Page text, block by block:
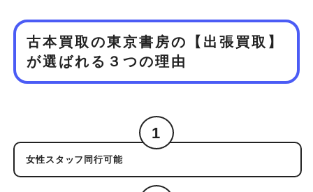
古本買取の東京書房の【出張買取】
が選ばれる３つの理由
1
女性スタッフ同行可能